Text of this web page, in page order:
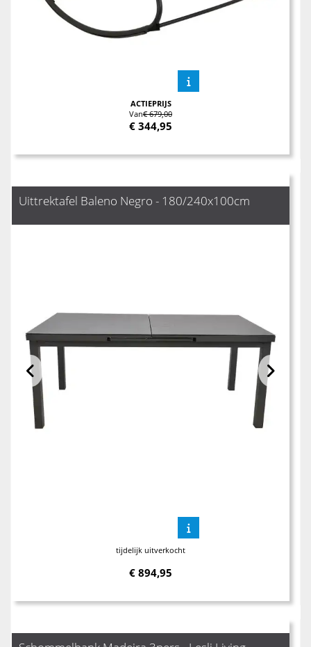
ACTIEPRIJS
Van€ 679,00
€ 344,95
Uittrektafel Baleno Negro - 180/240x100cm
tijdelijk uitverkocht
€ 894,95